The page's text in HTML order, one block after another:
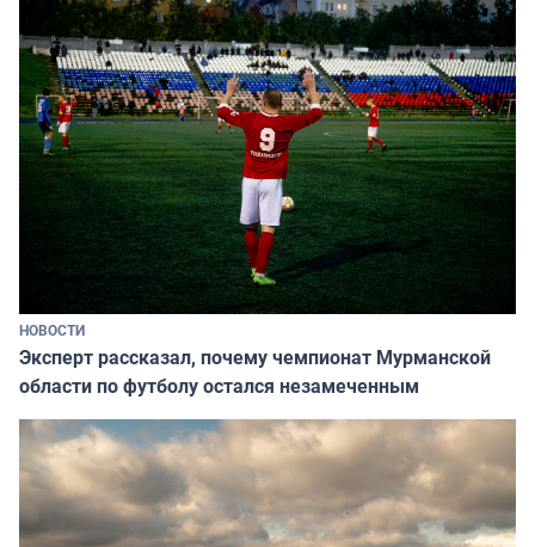
НОВОСТИ
Эксперт рассказал, почему чемпионат Мурманской
области по футболу остался незамеченным